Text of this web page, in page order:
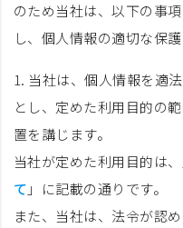
のため当社は、以下の事
し、個人情報の適切な保護
1. 当社は、個人情報を適
とし、定めた利用目的の
置を講じます。
当社が定めた利用目的は
て 」に記載の通りです。
また、当社は、法令が認